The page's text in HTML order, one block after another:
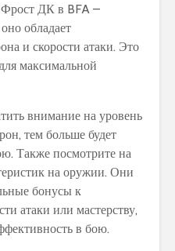
ДК в BFA –
обладает
и скорости атаки. Это
максимальной
внимание на уровень
тем больше будет
Также посмотрите на
на оружии. Они
бонусы к
атаки или мастерству,
в бою.